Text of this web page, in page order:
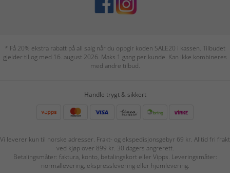
* Få 20% ekstra rabatt på all salg når du oppgir koden SALE20 i kassen. Tilbudet
gjelder til og med 16. august 2026. Maks 1 gang per kunde. Kan ikke kombineres
med andre tilbud.
Handle trygt & sikkert
Vi leverer kun til norske adresser. Frakt- og ekspedisjonsgebyr 69 kr. Alltid fri frakt
ved kjøp over 899 kr. 30 dagers angrerett.
Betalingsmåter: faktura, konto, betalingskort eller Vipps. Leveringsmåter:
normallevering, ekspresslevering eller hjemlevering.